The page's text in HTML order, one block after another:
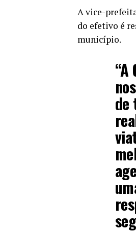
A vice-
do efetivo é
município.
de